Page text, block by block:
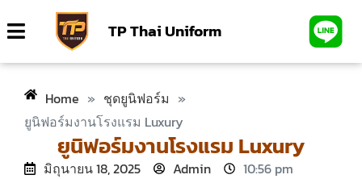
TP Thai Uniform
Home » ชุดยูนิฟอร์ม »
ยูนิฟอร์มงานโรงแรม Luxury
ยูนิฟอร์มงานโรงแรม Luxury
มิถุนายน 18, 2025 Admin 10:56 pm